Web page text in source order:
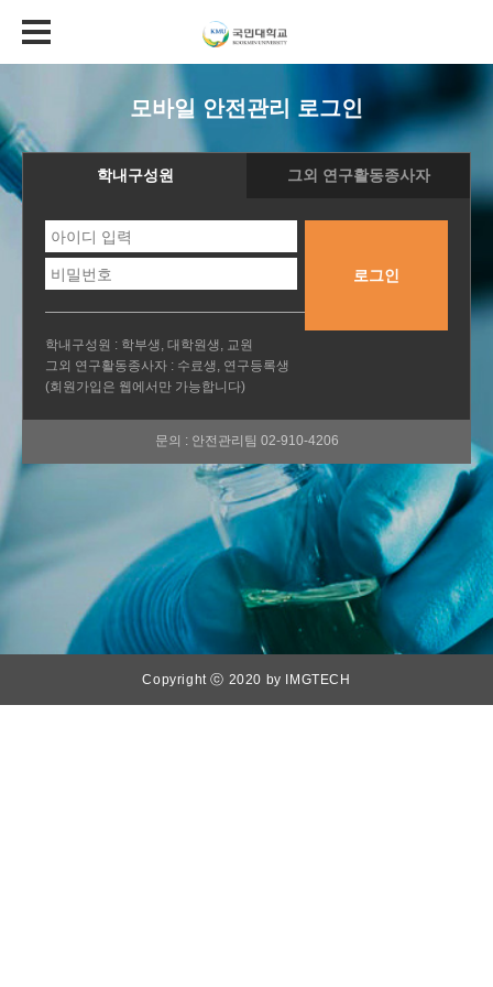
모바일 안전관리 로그인
학내구성원 그외 연구활동종사자
로그인
학내구성원 : 학부생, 대학원생, 교원
그외 연구활동종사자 : 수료생, 연구등록생
(회원가입은 웹에서만 가능합니다)
문의 : 안전관리팀 02-910-4206
Copyright ⓒ 2020 by IMGTECH